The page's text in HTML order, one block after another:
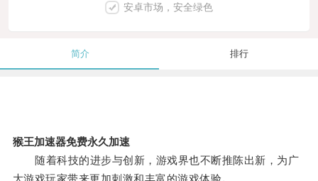
安卓市场，安全绿色
简介 排行
猴王加速器免费永久加速
随着科技的进步与创新，游戏界也不断推陈出新，为广